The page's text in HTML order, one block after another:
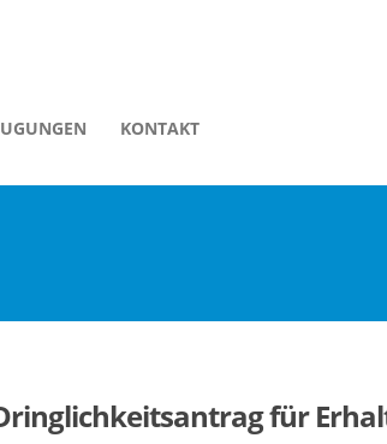
KONTAKT
für